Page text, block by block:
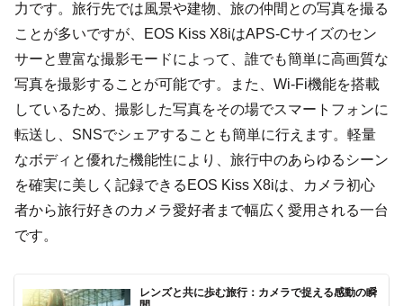
力です。旅行先では風景や建物、旅の仲間との写真を撮る
ことが多いですが、EOS Kiss X8iはAPS-Cサイズのセン
サーと豊富な撮影モードによって、誰でも簡単に高画質な
写真を撮影することが可能です。また、Wi-Fi機能を搭載
しているため、撮影した写真をその場でスマートフォンに
転送し、SNSでシェアすることも簡単に行えます。軽量
なボディと優れた機能性により、旅行中のあらゆるシーン
を確実に美しく記録できるEOS Kiss X8iは、カメラ初心
者から旅行好きのカメラ愛好者まで幅広く愛用される一台
です。
レンズと共に歩む旅行：カメラで捉える感動の瞬